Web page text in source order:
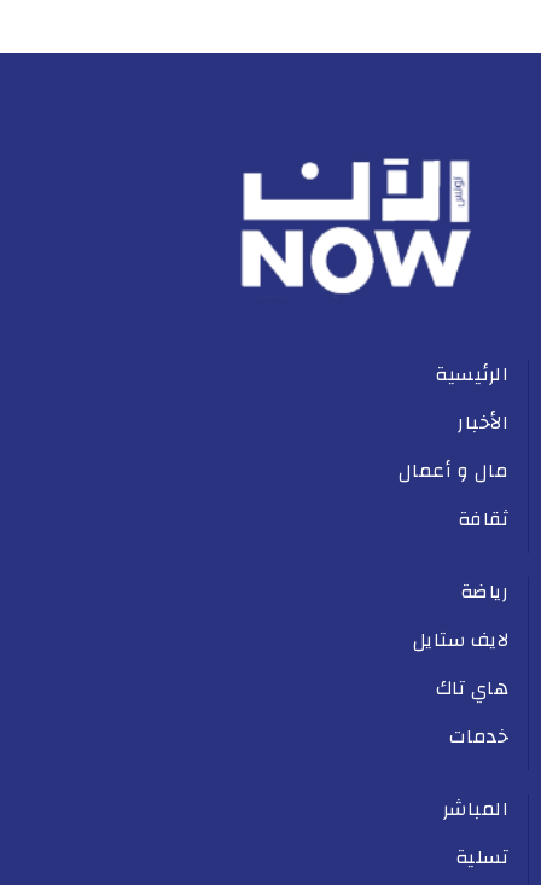
الرئيسية
الأخبار
مال و أعمال
ثقافة
رياضة
لايف ستايل
هاي تاك
خدمات
المباشر
تسلية